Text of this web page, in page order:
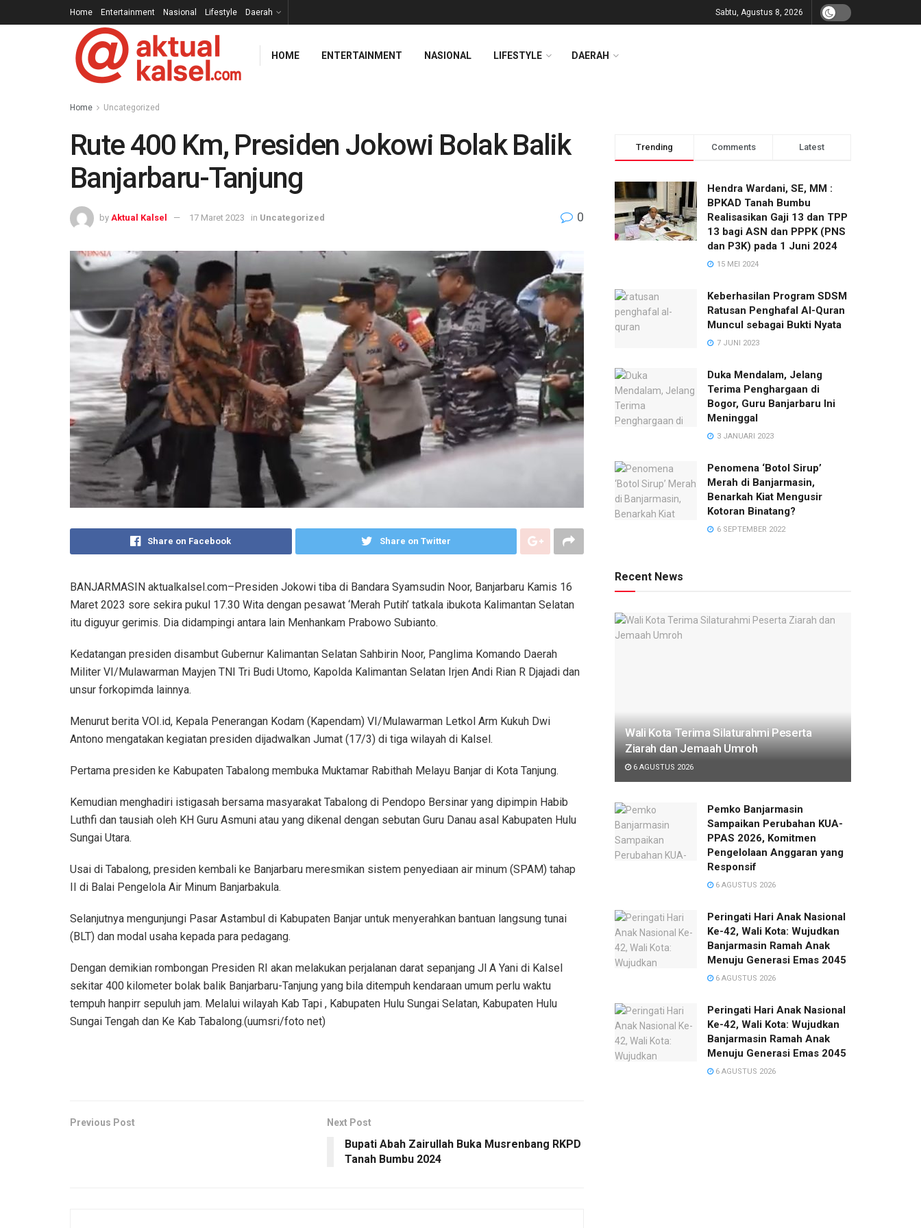
Home Entertainment Nasional Lifestyle Daerah Sabtu, Agustus 8, 2026
HOME ENTERTAINMENT NASIONAL LIFESTYLE DAERAH
Home Uncategorized
Rute 400 Km, Presiden Jokowi Bolak Balik
Banjarbaru-Tanjung
by Aktual Kalsel 17 Maret 2023 in Uncategorized 0
Share on Facebook Share on Twitter
BANJARMASIN aktualkalsel.com–Presiden Jokowi tiba di Bandara Syamsudin Noor, Banjarbaru Kamis 16
Maret 2023 sore sekira pukul 17.30 Wita dengan pesawat ‘Merah Putih’ tatkala ibukota Kalimantan Selatan
itu diguyur gerimis. Dia didampingi antara lain Menhankam Prabowo Subianto.
Kedatangan presiden disambut Gubernur Kalimantan Selatan Sahbirin Noor, Panglima Komando Daerah
Militer VI/Mulawarman Mayjen TNI Tri Budi Utomo, Kapolda Kalimantan Selatan Irjen Andi Rian R Djajadi dan
unsur forkopimda lainnya.
Menurut berita VOI.id, Kepala Penerangan Kodam (Kapendam) VI/Mulawarman Letkol Arm Kukuh Dwi
Antono mengatakan kegiatan presiden dijadwalkan Jumat (17/3) di tiga wilayah di Kalsel.
Pertama presiden ke Kabupaten Tabalong membuka Muktamar Rabithah Melayu Banjar di Kota Tanjung.
Kemudian menghadiri istigasah bersama masyarakat Tabalong di Pendopo Bersinar yang dipimpin Habib
Luthfi dan tausiah oleh KH Guru Asmuni atau yang dikenal dengan sebutan Guru Danau asal Kabupaten Hulu
Sungai Utara.
Usai di Tabalong, presiden kembali ke Banjarbaru meresmikan sistem penyediaan air minum (SPAM) tahap
II di Balai Pengelola Air Minum Banjarbakula.
Selanjutnya mengunjungi Pasar Astambul di Kabupaten Banjar untuk menyerahkan bantuan langsung tunai
(BLT) dan modal usaha kepada para pedagang.
Dengan demikian rombongan Presiden RI akan melakukan perjalanan darat sepanjang Jl A Yani di Kalsel
sekitar 400 kilometer bolak balik Banjarbaru-Tanjung yang bila ditempuh kendaraan umum perlu waktu
tempuh hanpirr sepuluh jam. Melalui wilayah Kab Tapi , Kabupaten Hulu Sungai Selatan, Kabupaten Hulu
Sungai Tengah dan Ke Kab Tabalong.(uumsri/foto net)
Previous Post Next Post
Bupati Abah Zairullah Buka Musrenbang RKPD
Tanah Bumbu 2024
Trending Comments Latest
Hendra Wardani, SE, MM :
BPKAD Tanah Bumbu
Realisasikan Gaji 13 dan TPP
13 bagi ASN dan PPPK (PNS
dan P3K) pada 1 Juni 2024
15 MEI 2024
Keberhasilan Program SDSM
Ratusan Penghafal Al-Quran
Muncul sebagai Bukti Nyata
7 JUNI 2023
Duka Mendalam, Jelang
Terima Penghargaan di
Bogor, Guru Banjarbaru Ini
Meninggal
3 JANUARI 2023
Penomena ‘Botol Sirup’
Merah di Banjarmasin,
Benarkah Kiat Mengusir
Kotoran Binatang?
6 SEPTEMBER 2022
Recent News
Wali Kota Terima Silaturahmi Peserta
Ziarah dan Jemaah Umroh
6 AGUSTUS 2026
Pemko Banjarmasin
Sampaikan Perubahan KUA-
PPAS 2026, Komitmen
Pengelolaan Anggaran yang
Responsif
6 AGUSTUS 2026
Peringati Hari Anak Nasional
Ke-42, Wali Kota: Wujudkan
Banjarmasin Ramah Anak
Menuju Generasi Emas 2045
6 AGUSTUS 2026
Peringati Hari Anak Nasional
Ke-42, Wali Kota: Wujudkan
Banjarmasin Ramah Anak
Menuju Generasi Emas 2045
6 AGUSTUS 2026